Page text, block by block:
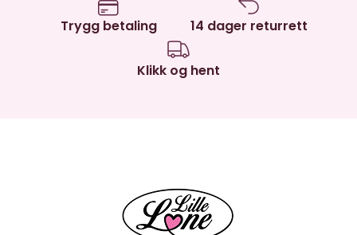
Trygg betaling 14 dager returrett
Klikk og hent